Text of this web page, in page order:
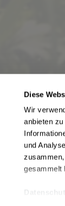
Diese
Wir
anbieten
und
gesammelt